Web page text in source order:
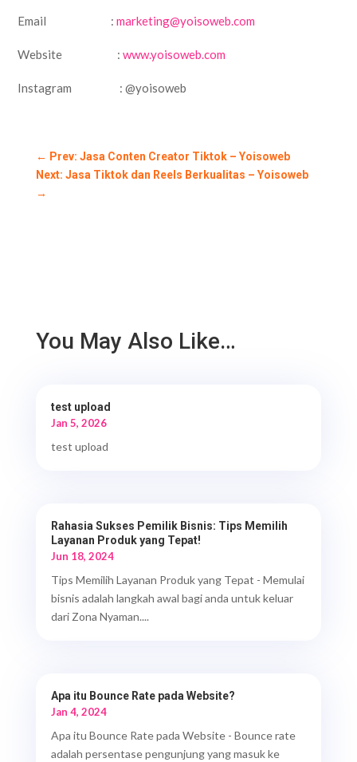
Email :marketing@yoisoweb.com
Website :www.yoisoweb.com
Instagram : @yoisoweb
← Prev: Jasa Conten Creator Tiktok – Yoisoweb
Next: Jasa Tiktok dan Reels Berkualitas – Yoisoweb
→
You May Also Like…
test upload
Jan 5, 2026
test upload
Rahasia Sukses Pemilik Bisnis: Tips Memilih
Layanan Produk yang Tepat!
Jun 18, 2024
Tips Memilih Layanan Produk yang Tepat - Memulai
bisnis adalah langkah awal bagi anda untuk keluar
dari Zona Nyaman....
Apa itu Bounce Rate pada Website?
Jan 4, 2024
Apa itu Bounce Rate pada Website - Bounce rate
adalah persentase pengunjung yang masuk ke